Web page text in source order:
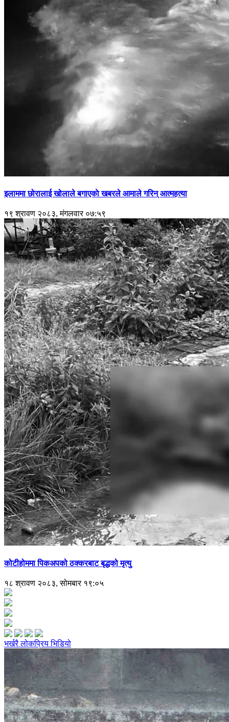
इलाममा छोरालाई खोलाले बगाएकाे खबरले आमाले गरिन् आत्महत्या
१९ श्रावण २०८३, मंगलवार ०७:५९
कोटीहोममा पिकअपको ठक्करबाट बृद्धको मृत्यु
१८ श्रावण २०८३, सोमबार १९:०५
भर्खरैलोकप्रियभिडियो